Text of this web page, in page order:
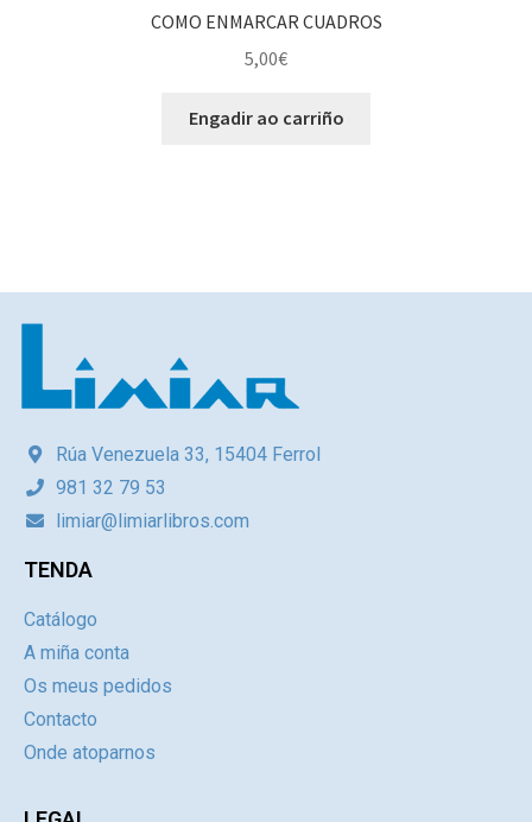
COMO ENMARCAR CUADROS
5,00€
Engadir ao carriño
Rúa Venezuela 33, 15404 Ferrol
981 32 79 53
limiar@limiarlibros.com
TENDA
Catálogo
A miña conta
Os meus pedidos
Contacto
Onde atoparnos